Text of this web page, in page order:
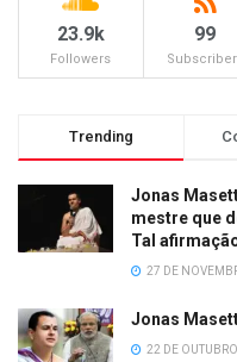
23.9k
Followers
99
Trending
Jonas
mestre que
Tal
27 DE
Jonas
22 DE